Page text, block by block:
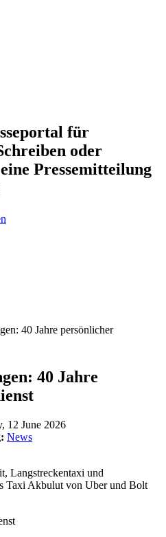
für
oder
Pressemitteilung
40 Jahre persönlicher
40 Jahre
12 June 2026
News
Langstreckentaxi und
Taxi Akbulut von Uber und Bolt